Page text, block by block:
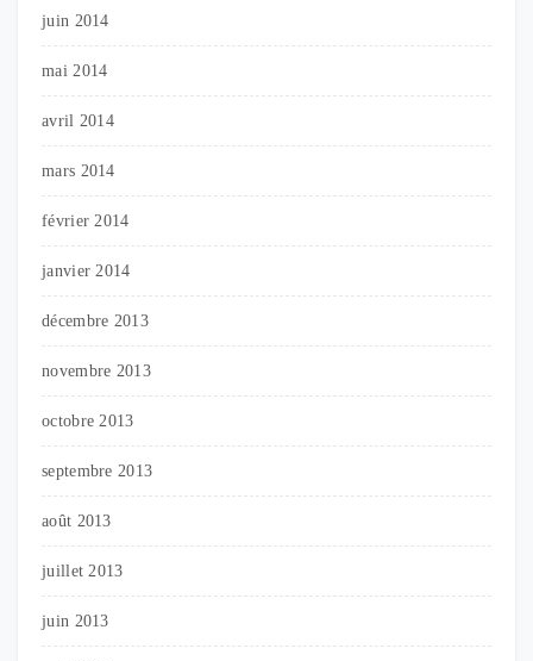
juin 2014
mai 2014
avril 2014
mars 2014
février 2014
janvier 2014
décembre 2013
novembre 2013
octobre 2013
septembre 2013
août 2013
juillet 2013
juin 2013